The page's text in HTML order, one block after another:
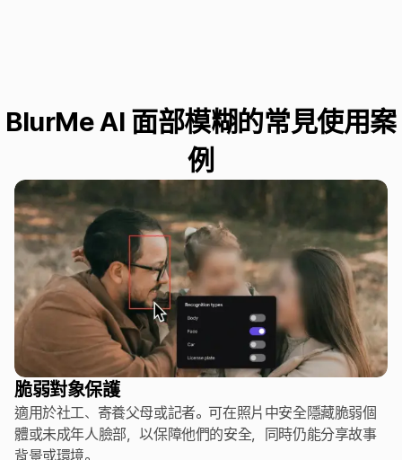
BlurMe AI 面部模糊的常見使用案
例
脆弱對象保護
適用於社工、寄養父母或記者。可在照片中安全隱藏脆弱個
體或未成年人臉部，以保障他們的安全，同時仍能分享故事
背景或環境。